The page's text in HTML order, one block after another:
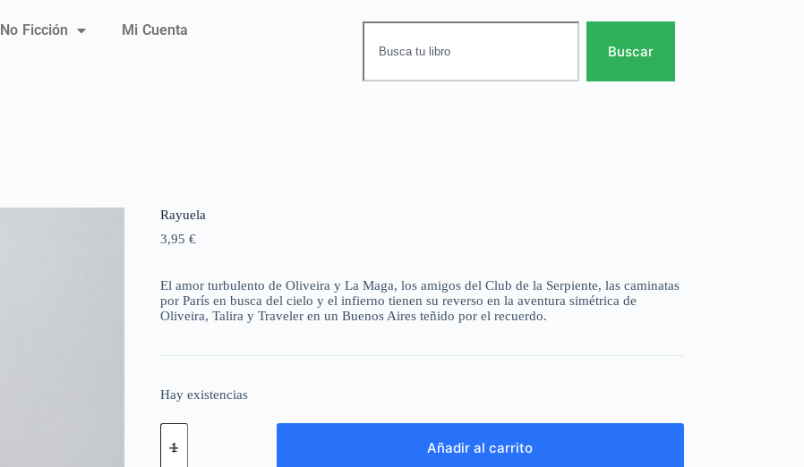
No Ficción Mi Cuenta
Buscar
Rayuela
3,95 €
El amor turbulento de Oliveira y La Maga, los amigos del Club de la Serpiente, las caminatas
por París en busca del cielo y el infierno tienen su reverso en la aventura simétrica de
Oliveira, Talira y Traveler en un Buenos Aires teñido por el recuerdo.
Hay existencias
Añadir al carrito